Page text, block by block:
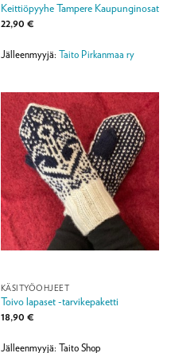
Keittiöpyyhe Tampere Kaupunginosat
22,90 €
Jälleenmyyjä: Taito Pirkanmaa ry
KÄSITYÖOHJEET
Toivo lapaset -tarvikepaketti
18,90 €
Jälleenmyyjä: Taito Shop